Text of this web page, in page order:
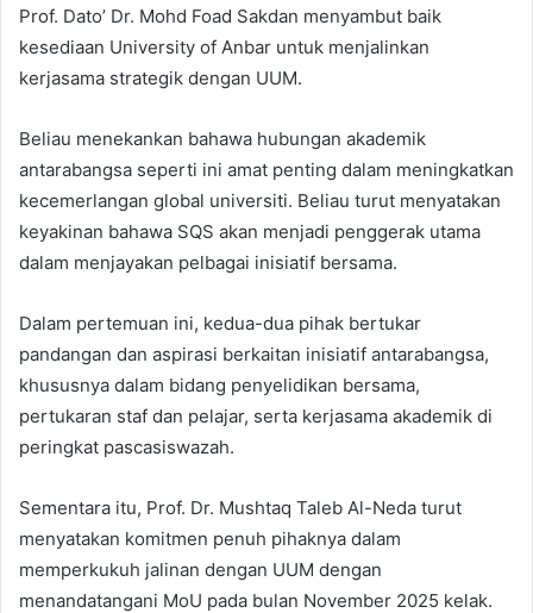
Prof. Dato’ Dr. Mohd Foad Sakdan menyambut baik
kesediaan University of Anbar untuk menjalinkan
kerjasama strategik dengan UUM.
Beliau menekankan bahawa hubungan akademik
antarabangsa seperti ini amat penting dalam meningkatkan
kecemerlangan global universiti. Beliau turut menyatakan
keyakinan bahawa SQS akan menjadi penggerak utama
dalam menjayakan pelbagai inisiatif bersama.
Dalam pertemuan ini, kedua-dua pihak bertukar
pandangan dan aspirasi berkaitan inisiatif antarabangsa,
khususnya dalam bidang penyelidikan bersama,
pertukaran staf dan pelajar, serta kerjasama akademik di
peringkat pascasiswazah.
Sementara itu, Prof. Dr. Mushtaq Taleb Al-Neda turut
menyatakan komitmen penuh pihaknya dalam
memperkukuh jalinan dengan UUM dengan
menandatangani MoU pada bulan November 2025 kelak.